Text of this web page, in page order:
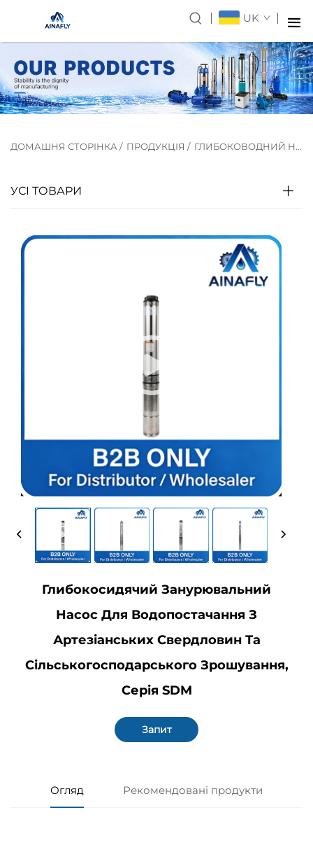
UK
ДОМАШНЯ СТОРІНКА / ПРОДУКЦІЯ / ГЛИБОКОВОДНИЙ НАСОС
УСІ ТОВАРИ
Глибокосидячий Занурювальний
Насос Для Водопостачання З
Артезіанських Свердловин Та
Сільськогосподарського Зрошування,
Серія SDM
Запит
Огляд Рекомендовані продукти